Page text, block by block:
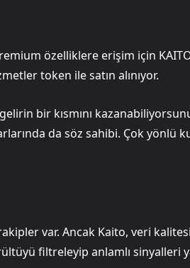
özelliklere erişim için
token ile satın alınıyor.
bir kısmını
da söz sahibi. Çok yönlü
var. Ancak Kaito, veri
filtreleyip anlamlı sinyalleri